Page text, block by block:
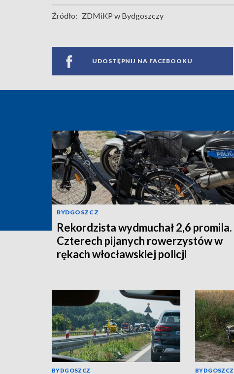
Źródło: ZDMiKP w Bydgoszczy
UDOSTĘPNIJ NA FACEBOOKU
BYDGOSZCZ
Rekordzista wydmuchał 2,6 promila.
Czterech pijanych rowerzystów w
rękach włocławskiej policji
BYDGOSZCZ BYDGOSZCZ